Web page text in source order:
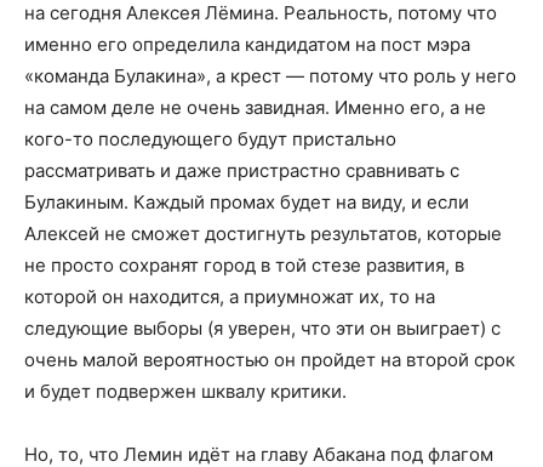
на сегодня Алексея Лёмина. Реальность, потому что
именно его определила кандидатом на пост мэра
«команда Булакина», а крест — потому что роль у него
на самом деле не очень завидная. Именно его, а не
кого-то последующего будут пристально
рассматривать и даже пристрастно сравнивать с
Булакиным. Каждый промах будет на виду, и если
Алексей не сможет достигнуть результатов, которые
не просто сохранят город в той стезе развития, в
которой он находится, а приумножат их, то на
следующие выборы (я уверен, что эти он выиграет) с
очень малой вероятностью он пройдет на второй срок
и будет подвержен шквалу критики.
Но, то, что Лемин идёт на главу Абакана под флагом